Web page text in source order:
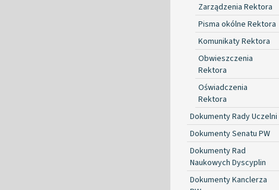
Zarządzenia Rektora
Pisma okólne Rektora
Komunikaty Rektora
Obwieszczenia
Rektora
Oświadczenia
Rektora
Dokumenty Rady Uczelni
Dokumenty Senatu PW
Dokumenty Rad
Naukowych Dyscyplin
Dokumenty Kanclerza